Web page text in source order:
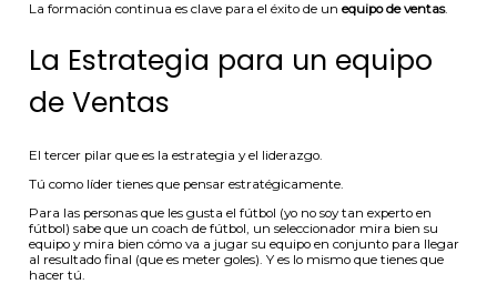
La formación continua es clave para el éxito de unequipo de ventas.
La Estrategia para un equipo
de Ventas
El tercer pilar que es la estrategia y el liderazgo.
Tú como líder tienes que pensar estratégicamente.
Para las personas que les gusta el fútbol (yo no soy tan experto en
fútbol) sabe que un coach de fútbol, un seleccionador mira bien su
equipo y mira bien cómo va a jugar su equipo en conjunto para llegar
al resultado final (que es meter goles). Y es lo mismo que tienes que
hacer tú.